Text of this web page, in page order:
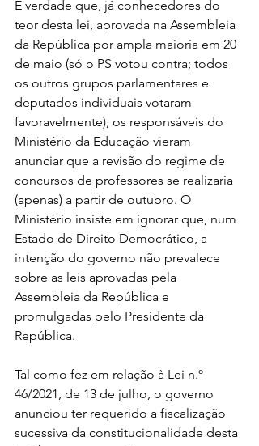
É verdade que, já conhecedores do
teor desta lei, aprovada na Assembleia
da República por ampla maioria em 20
de maio (só o PS votou contra; todos
os outros grupos parlamentares e
deputados individuais votaram
favoravelmente), os responsáveis do
Ministério da Educação vieram
anunciar que a revisão do regime de
concursos de professores se realizaria
(apenas) a partir de outubro. O
Ministério insiste em ignorar que, num
Estado de Direito Democrático, a
intenção do governo não prevalece
sobre as leis aprovadas pela
Assembleia da República e
promulgadas pelo Presidente da
República.
Tal como fez em relação à Lei n.º
46/2021, de 13 de julho, o governo
anunciou ter requerido a fiscalização
sucessiva da constitucionalidade desta